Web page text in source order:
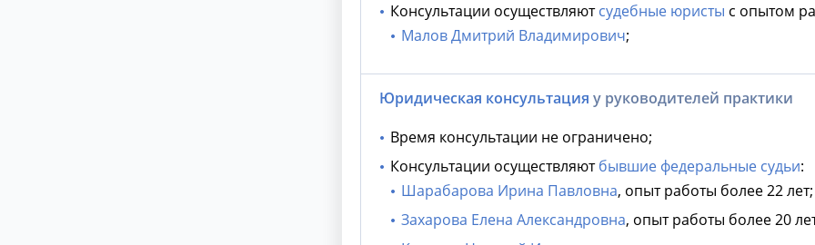
Консультации осуществляютсудебные юристы с опытом
Малов Дмитрий Владимирович;
Юридическая консультация у руководителей практики
Время консультации не ограничено;
Консультации осуществляютбывшие федеральные судьи:
Шарабарова Ирина Павловна, опыт работы более 22 лет;
Захарова Елена Александровна, опыт работы более 20